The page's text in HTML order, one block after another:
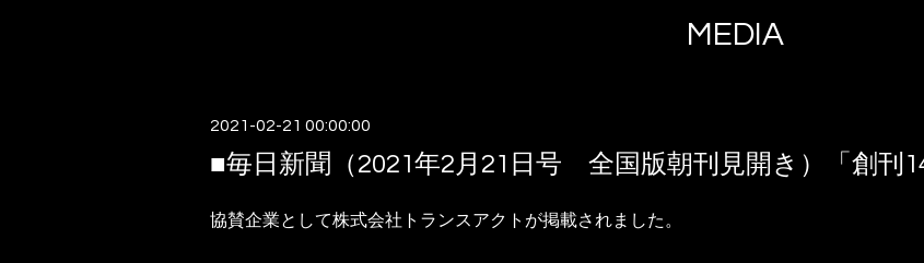
MEDIA
2021-02-21 00:00:00
■毎日新聞（2021年2月21日号 全国版朝刊見開き）「創刊
協賛企業として株式会社トランスアクトが掲載されました。